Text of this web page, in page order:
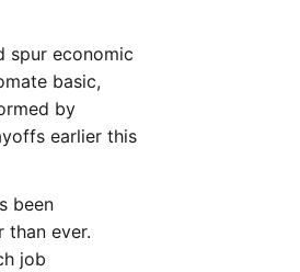
spur economic
basic,
by
earlier this
been
than ever.
job